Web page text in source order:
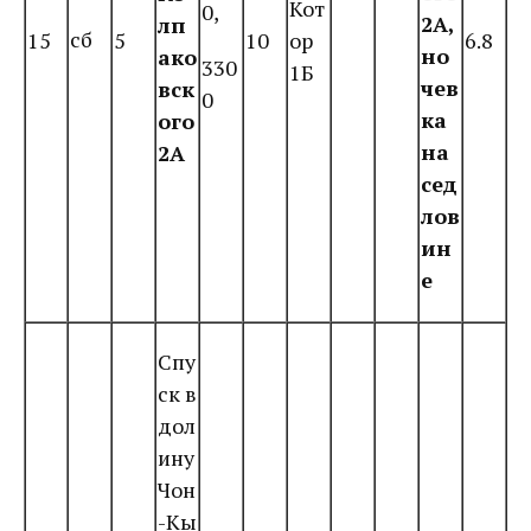
15 сб 5
лп
ако
вск
ого
2А
0,
330
0
10
Кот
ор
1Б
2А,
но
чев
ка
на
сед
лов
ин
е
6.8
Спу
ск в
дол
ину
Чон
-Кы